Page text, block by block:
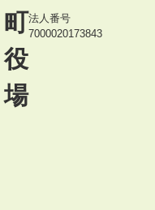
町
役
場
法人番号
7000020173843